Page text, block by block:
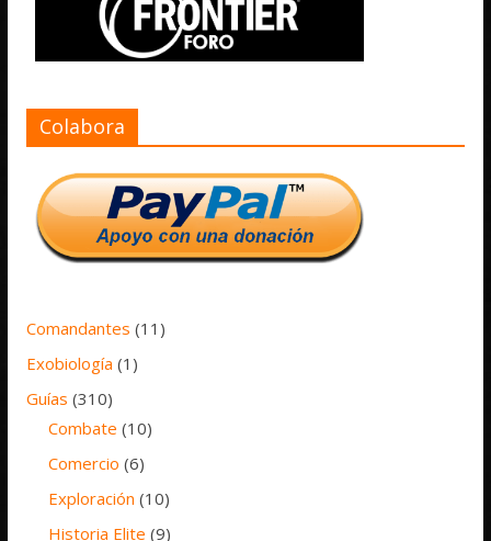
Colabora
Comandantes (11)
Exobiología (1)
Guías (310)
Combate (10)
Comercio (6)
Exploración (10)
Historia Elite (9)